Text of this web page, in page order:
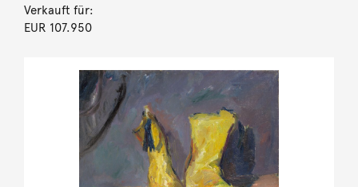
Verkauft für:
EUR 107.950